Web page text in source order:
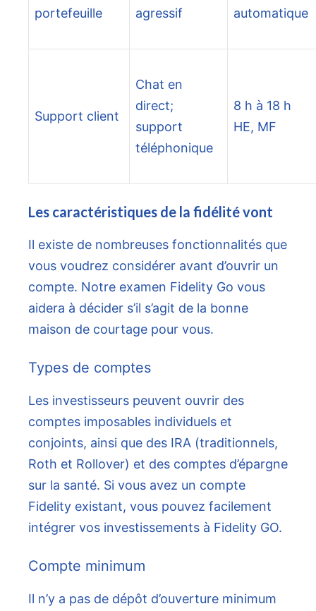
portefeuille
agressif
automatique
Support client
Chat en
direct;
support
téléphonique
8 h à 18 h
HE, MF
Les caractéristiques de la fidélité vont
Il existe de nombreuses fonctionnalités que
vous voudrez considérer avant d’ouvrir un
compte. Notre examen Fidelity Go vous
aidera à décider s’il s’agit de la bonne
maison de courtage pour vous.
Types de comptes
Les investisseurs peuvent ouvrir des
comptes imposables individuels et
conjoints, ainsi que des IRA (traditionnels,
Roth et Rollover) et des comptes d’épargne
sur la santé. Si vous avez un compte
Fidelity existant, vous pouvez facilement
intégrer vos investissements à Fidelity GO.
Compte minimum
Il n’y a pas de dépôt d’ouverture minimum